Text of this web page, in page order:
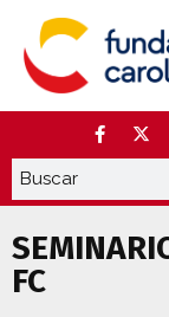
contenido
FC